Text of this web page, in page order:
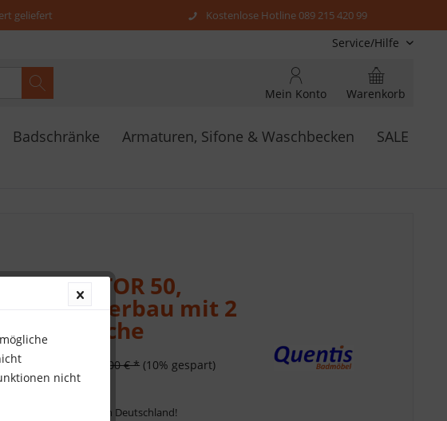
geliefert Kostenlose Hotline 089 215 420 99
Service/Hilfe
Warenkorb
Mein Konto
Badschränke Armaturen, Sifone & Waschbecken SALE
VICTOR 50,
mit 2
Eiche
€ *
459,00 € * (10% gespart)
Lieferung in Deutschland!
nicht